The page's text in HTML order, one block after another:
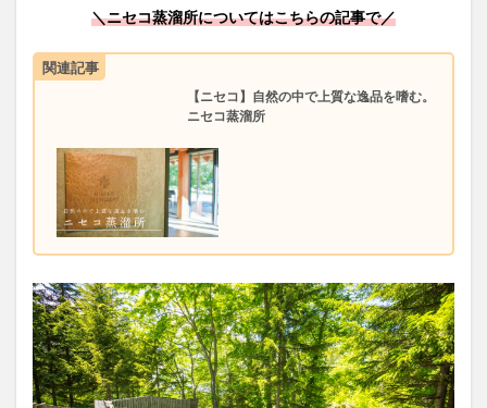
＼ニセコ蒸溜所についてはこちらの記事で／
関連記事
【ニセコ】自然の中で上質な逸品を嗜む。
ニセコ蒸溜所